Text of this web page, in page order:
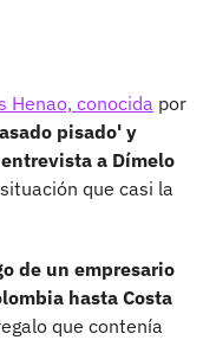
Henao, conocida por
pisado' y
a Dímelo
que casi la
de un empresario
hasta Costa
que contenía